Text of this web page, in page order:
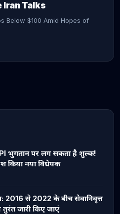
Iran Talks
Below $100 Amid Hopes of
भुगतान पर लग सकता है शुल्क!
किया नया विधेयक
2016 से 2022 के बीच सेवानिवृत्त
जारी किए जाएं